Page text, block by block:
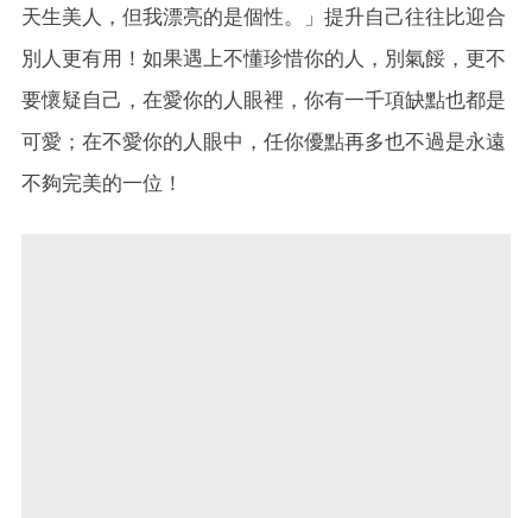
天生美人，但我漂亮的是個性。」提升自己往往比迎合
別人更有用！如果遇上不懂珍惜你的人，別氣餒，更不
要懷疑自己，在愛你的人眼裡，你有一千項缺點也都是
可愛；在不愛你的人眼中，任你優點再多也不過是永遠
不夠完美的一位！